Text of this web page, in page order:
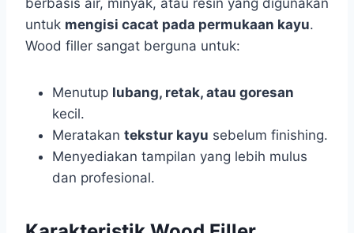
untuk mengisi cacat pada permukaan kayu.
Wood filler sangat berguna untuk:
Menutup lubang, retak, atau goresan
kecil.
Meratakan tekstur kayu sebelum finishing.
Menyediakan tampilan yang lebih mulus
dan profesional.